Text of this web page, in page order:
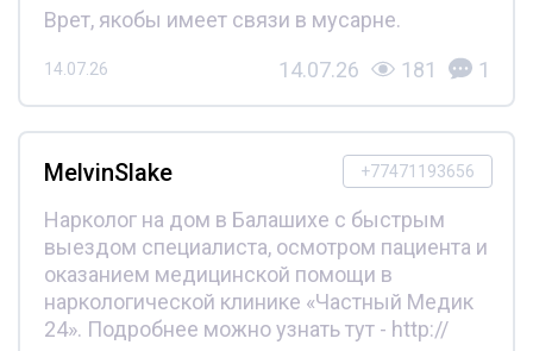
Врет, якобы имеет связи в мусарне.
14.07.26 14.07.26 181 1
+77471193656
MelvinSlake
Нарколог на дом в Балашихе с быстрым
выездом специалиста, осмотром пациента и
оказанием медицинской помощи в
наркологической клинике «Частный Медик
24». Подробнее можно узнать тут - http://